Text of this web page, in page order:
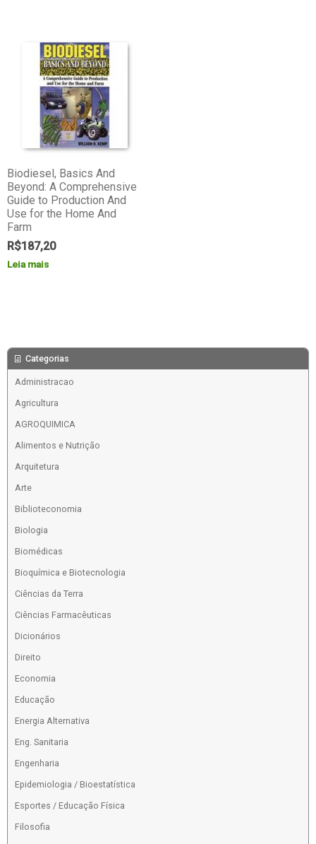
Biodiesel, Basics And
Beyond: A Comprehensive
Guide to Production And
Use for the Home And
Farm
R$187,20
Leia mais
Categorias
Administracao
Agricultura
AGROQUIMICA
Alimentos e Nutrição
Arquitetura
Arte
Biblioteconomia
Biologia
Biomédicas
Bioquímica e Biotecnologia
Ciências da Terra
Ciências Farmacêuticas
Dicionários
Direito
Economia
Educação
Energia Alternativa
Eng. Sanitaria
Engenharia
Epidemiologia / Bioestatística
Esportes / Educação Física
Filosofia